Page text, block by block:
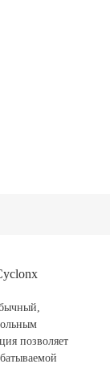
позволяет